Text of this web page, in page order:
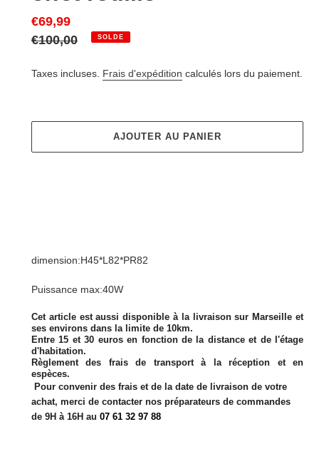
Prix
réduit
€69,99
Prix
€100,00 SOLDE
Taxes incluses. Frais d'expédition calculés lors du paiement.
AJOUTER AU PANIER
à
panier
dimension:H45*L82*PR82
Puissance max:40W
Cet article est aussi disponible à la livraison sur Marseille et
ses environs dans la limite de 10km.
Entre 15 et 30 euros en fonction de la distance et de l'étage
d'habitation.
Règlement des frais de transport à la réception et en
espèces.
Pour convenir des frais et de la date de livraison de votre
achat, merci de contacter nos préparateurs de commandes
de 9H à 16H au 07 61 32 97 88